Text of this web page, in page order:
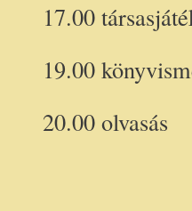
17.00
19.00
20.00 olvasás